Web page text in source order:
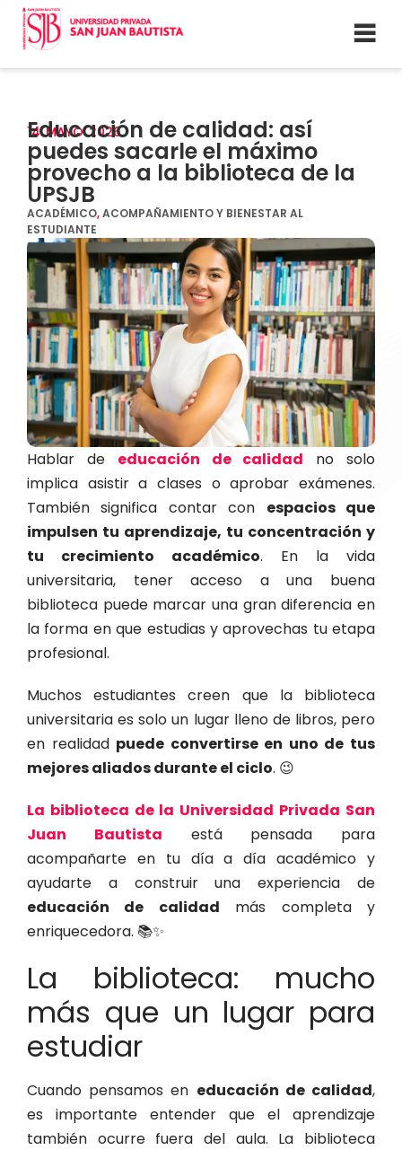
14 MAYO 2026
Educación de calidad: así
puedes sacarle el máximo
provecho a la biblioteca de la
UPSJB
ACADÉMICO,ACOMPAÑAMIENTO Y BIENESTAR AL
ESTUDIANTE
Hablar de educación de calidad no solo
implica asistir a clases o aprobar exámenes.
También significa contar con espacios que
impulsen tu aprendizaje, tu concentración y
tu crecimiento académico. En la vida
universitaria, tener acceso a una buena
biblioteca puede marcar una gran diferencia en
la forma en que estudias y aprovechas tu etapa
profesional.
Muchos estudiantes creen que la biblioteca
universitaria es solo un lugar lleno de libros, pero
en realidad puede convertirse en uno de tus
mejores aliados durante el ciclo. 😉
La biblioteca de la Universidad Privada San
Juan Bautista está pensada para
acompañarte en tu día a día académico y
ayudarte a construir una experiencia de
educación de calidad más completa y
enriquecedora. 📚✨
La biblioteca: mucho
más que un lugar para
estudiar
Cuando pensamos en educación de calidad,
es importante entender que el aprendizaje
también ocurre fuera del aula. La biblioteca